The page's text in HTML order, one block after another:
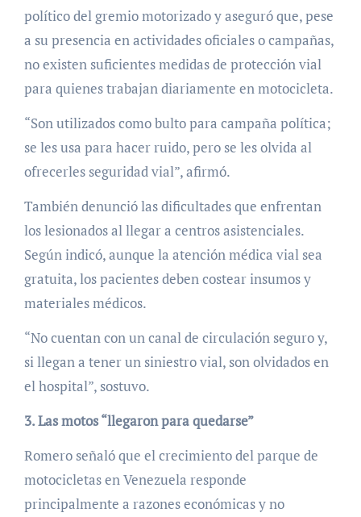
político del gremio motorizado y aseguró que, pese
a su presencia en actividades oficiales o campañas,
no existen suficientes medidas de protección vial
para quienes trabajan diariamente en motocicleta.
“Son utilizados como bulto para campaña política;
se les usa para hacer ruido, pero se les olvida al
ofrecerles seguridad vial”, afirmó.
También denunció las dificultades que enfrentan
los lesionados al llegar a centros asistenciales.
Según indicó, aunque la atención médica vial sea
gratuita, los pacientes deben costear insumos y
materiales médicos.
“No cuentan con un canal de circulación seguro y,
si llegan a tener un siniestro vial, son olvidados en
el hospital”, sostuvo.
3. Las motos “llegaron para quedarse”
Romero señaló que el crecimiento del parque de
motocicletas en Venezuela responde
principalmente a razones económicas y no